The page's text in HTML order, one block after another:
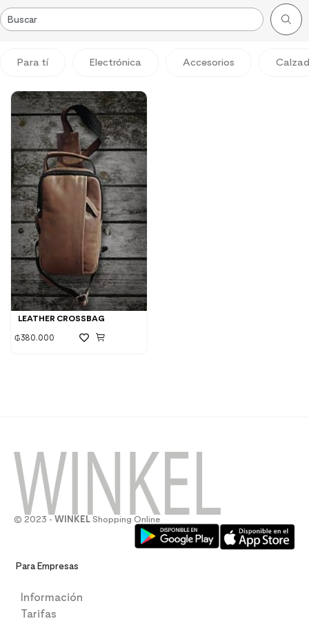
Para tí Electrónica Accesorios
LEATHER CROSSBAG
₲380.000
© 2023 - WINKEL Shopping Online
Para Empresas
Información
Tarifas